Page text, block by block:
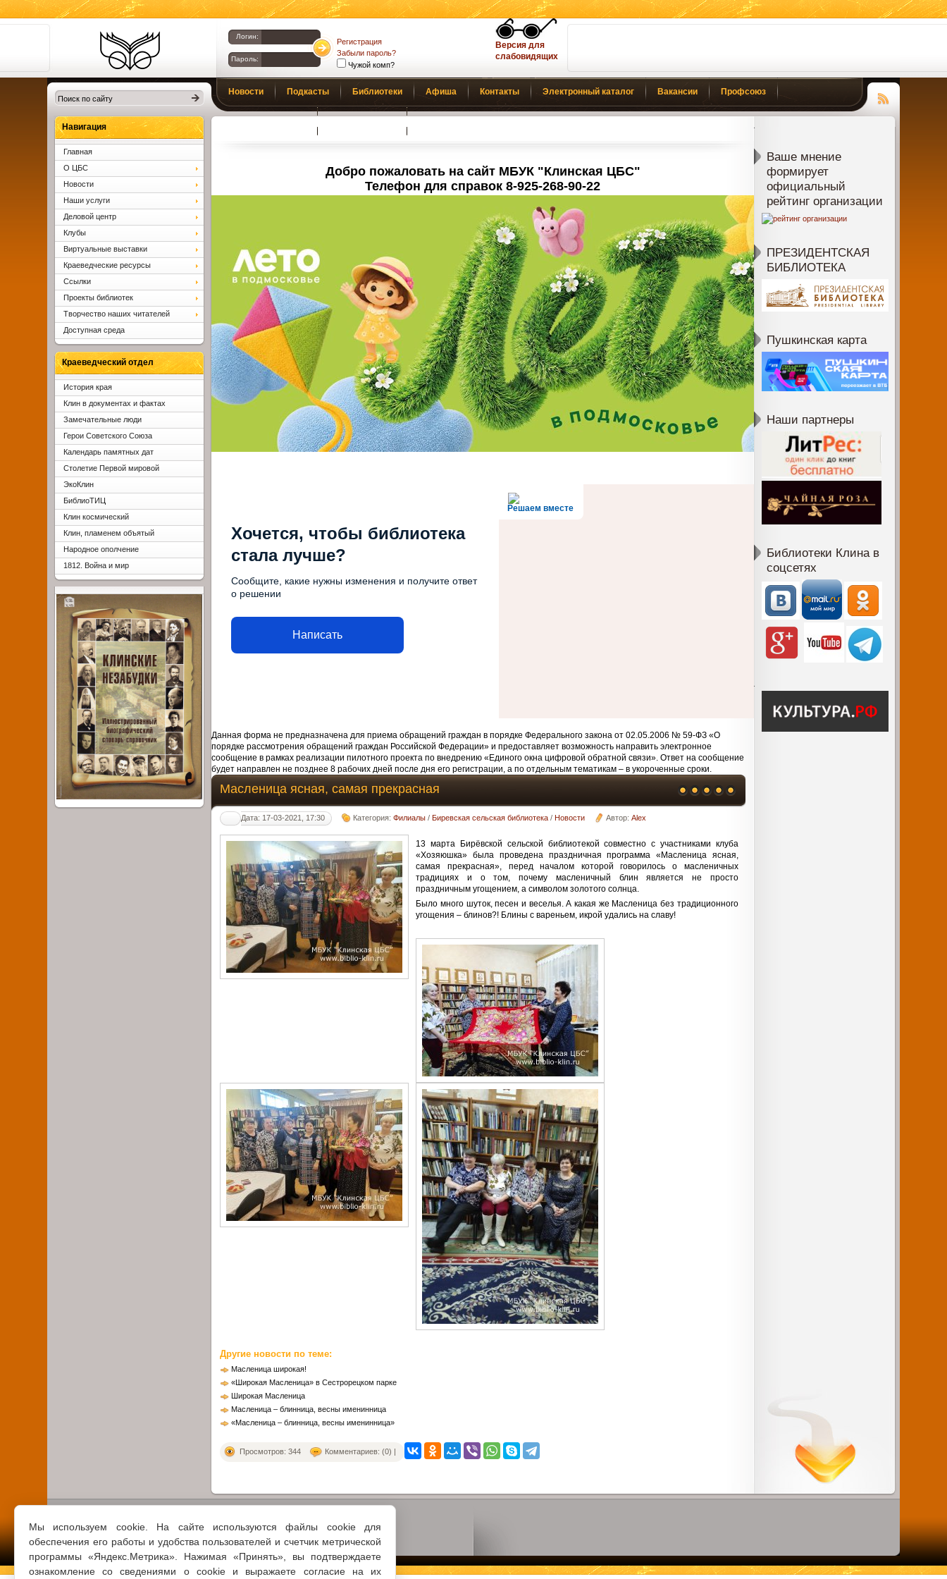
Мы используем cookie. На сайте используются файлы cookie для
обеспечения его работы и удобства пользователей и счетчик метрической
программы «Яндекс.Метрика». Нажимая «Принять», вы подтверждаете
ознакомление со сведениями о cookie и выражаете согласие на их
Библиотеки
Клина. Клинская
ЦБС.
Логин:
Пароль:
Регистрация
Забыли пароль?
Чужой комп?
Версия для
слабовидящих
Новости Подкасты Библиотеки Афиша Контакты Электронный каталог Вакансии Профсоюз
Чтение
Добро пожаловать на сайт МБУК "Клинская ЦБС"
Телефон для справок 8-925-268-90-22
Решаем вместе
Хочется, чтобы библиотека
стала лучше?
Сообщите, какие нужны изменения и получите ответ
о решении
Написать
Данная форма не предназначена для приема обращений граждан в порядке Федерального закона от 02.05.2006 № 59-ФЗ «О
порядке рассмотрения обращений граждан Российской Федерации» и предоставляет возможность направить электронное
сообщение в рамках реализации пилотного проекта по внедрению «Единого окна цифровой обратной связи». Ответ на сообщение
будет направлен не позднее 8 рабочих дней после дня его регистрации, а по отдельным тематикам – в укороченные сроки.
Масленица ясная, самая прекрасная
Дата: 17-03-2021, 17:30 Категория:Филиалы /Биревская сельская библиотека /Новости Автор:Alex
13 марта Бирёвской сельской библиотекой совместно с участниками клуба
«Хозяюшка» была проведена праздничная программа «Масленица ясная,
самая прекрасная», перед началом которой говорилось о масленичных
традициях и о том, почему масленичный блин является не просто
праздничным угощением, а символом золотого солнца.
Было много шуток, песен и веселья. А какая же Масленица без традиционного
угощения – блинов?! Блины с вареньем, икрой удались на славу!
Другие новости по теме:
Масленица широкая!
«Широкая Масленица» в Сестрорецком парке
Широкая Масленица
Масленица – блинница, весны именинница
«Масленица – блинница, весны именинница»
Просмотров: 344 Комментариев: (0) |
Ваше мнение
формирует
официальный
рейтинг организации
ПРЕЗИДЕНТСКАЯ
БИБЛИОТЕКА
Пушкинская карта
Наши партнеры
Библиотеки Клина в
соцсетях
Навигация
Главная
О ЦБС
Новости
Наши услуги
Деловой центр
Клубы
Виртуальные выставки
Краеведческие ресурсы
Ссылки
Проекты библиотек
Творчество наших читателей
Доступная среда
Краеведческий отдел
История края
Клин в документах и фактах
Замечательные люди
Герои Советского Союза
Календарь памятных дат
Столетие Первой мировой
ЭкоКлин
БиблиоТИЦ
Клин космический
Клин, пламенем объятый
Народное ополчение
1812. Война и мир